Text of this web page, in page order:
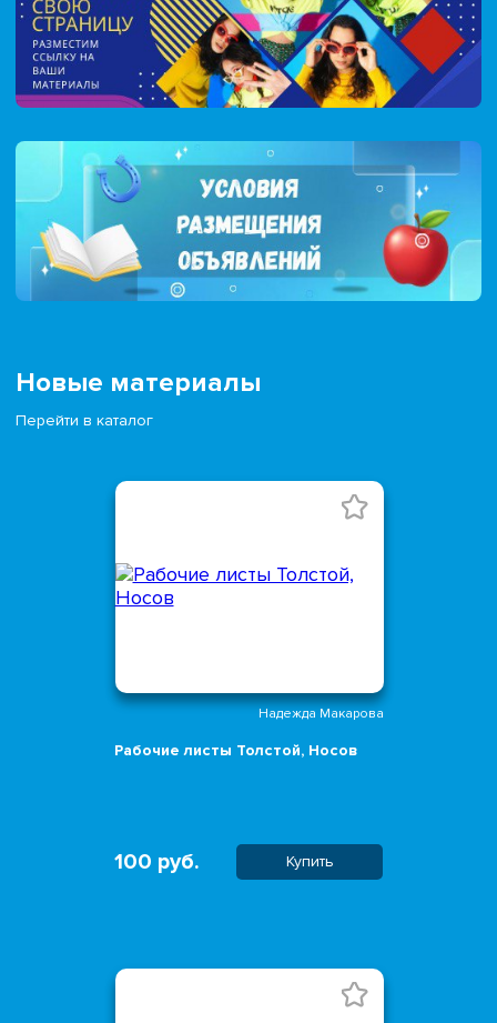
Новые материалы
Перейти в каталог
Надежда Макарова
Рабочие листы Толстой, Носов
100 руб. Купить